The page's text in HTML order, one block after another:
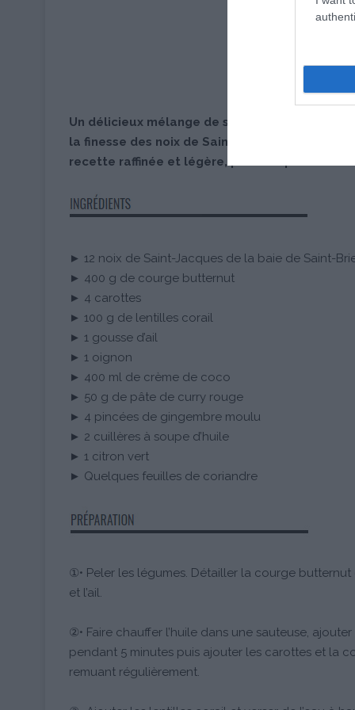
Un délicieux mélange de saveurs exotiques,
la finesse des noix de Saint-Jacques de la
recette raffinée et légère, parfaite pour une
► 12 noix de Saint-Jacques de la baie de Saint-
► 400 g de courge butternut
► 4 carottes
► 100 g de lentilles corail
► 1 gousse d’ail
► 1 oignon
► 400 ml de crème de coco
► 50 g de pâte de curry rouge
► 4 pincées de gingembre moulu
► 2 cuillères à soupe d’huile
► 1 citron vert
► Quelques feuilles de coriandre
①• Peler les légumes. Détailler la courge
et l’ail.
②• Faire chauffer l’huile dans une sauteuse,
pendant 5 minutes puis ajouter les carottes et la
remuant régulièrement.